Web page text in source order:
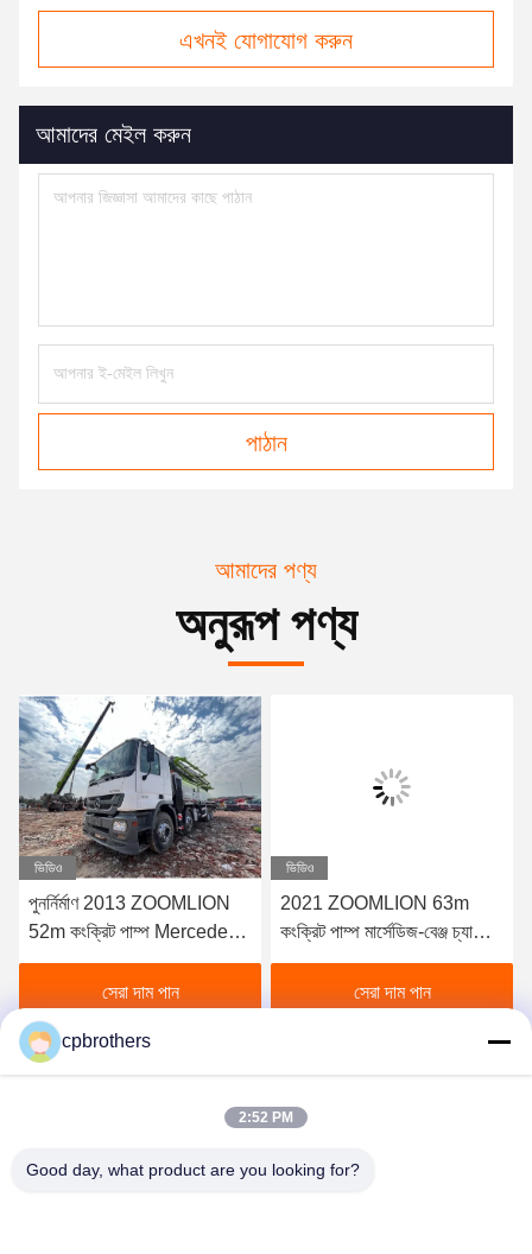
এখনই যোগাযোগ করুন
আমাদের মেইল করুন
পাঠান
আমাদের পণ্য
অনুরূপ পণ্য
ভিডিও
পুনর্নির্মাণ 2013 ZOOMLION
52m কংক্রিট পাম্প Mercedes-
Benz বিক্রয়ের জন্য
সেরা দাম পান
ভিডিও
2021 ZOOMLION 63m
কংক্রিট পাম্প মার্সেডিজ-বেঞ্জ চ্যাসিতে
বিক্রয়ের জন্য
সেরা দাম পান
cpbrothers
2:52 PM
Good day, what product are you looking for?